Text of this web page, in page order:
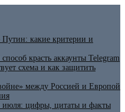
какие критерии и
красть аккаунты Telegram
схема и как защитить
между Россией и Европой
июля: цифры, цитаты и факты